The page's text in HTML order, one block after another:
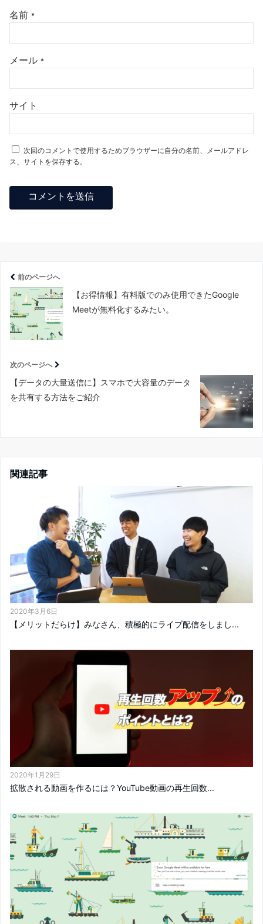
名前 *
メール *
サイト
次回のコメントで使用するためブラウザーに自分の名前、メールアドレ
ス、サイトを保存する。
前のページへ
【お得情報】有料版でのみ使用できたGoogle
Meetが無料化するみたい。
次のページへ
【データの大量送信に】スマホで大容量のデータ
を共有する方法をご紹介
関連記事
2020年3月6日
【メリットだらけ】みなさん、積極的にライブ配信をしまし...
2020年1月29日
拡散される動画を作るには？YouTube動画の再生回数...